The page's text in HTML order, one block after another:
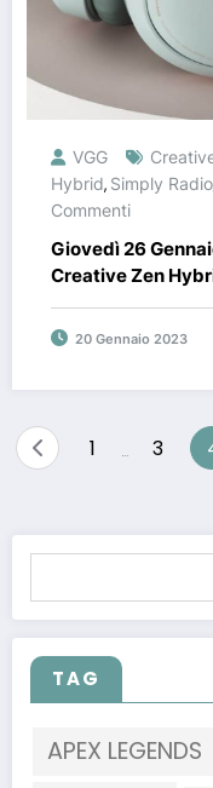
VGG
Hybrid, Simply Radio
Commenti
Giovedì 26
Creative Zen
20 Gennaio 2023
Navigazione
1 3
TAG
APEX LEGENDS